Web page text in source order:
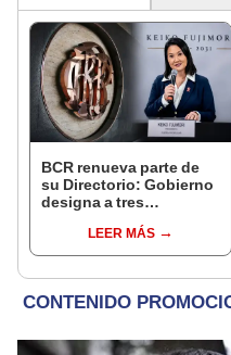
BCR renueva parte de
su Directorio: Gobierno
designa a tres
EjecutivoLEER MÁS